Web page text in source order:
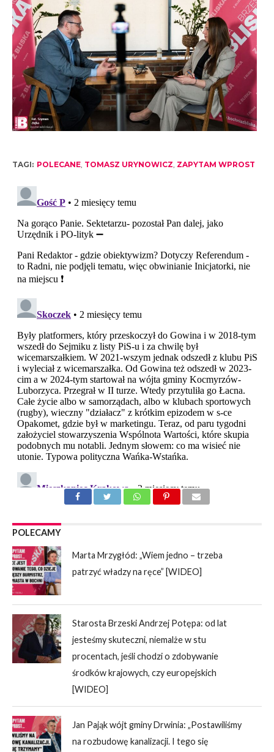
TAGI: POLECANE, TOMASZ URYNOWICZ, ZAPYTAM WPROST
POLECAMY
Marta Mrzygłód: „Wiem jedno – trzeba
patrzyć władzy na ręce” [WIDEO]
Starosta Brzeski Andrzej Potępa: od lat
jesteśmy skuteczni, niemalże w stu
procentach, jeśli chodzi o zdobywanie
środków krajowych, czy europejskich
[WIDEO]
Jan Pająk wójt gminy Drwinia: „Postawiliśmy
na rozbudowę kanalizacji. I tego się